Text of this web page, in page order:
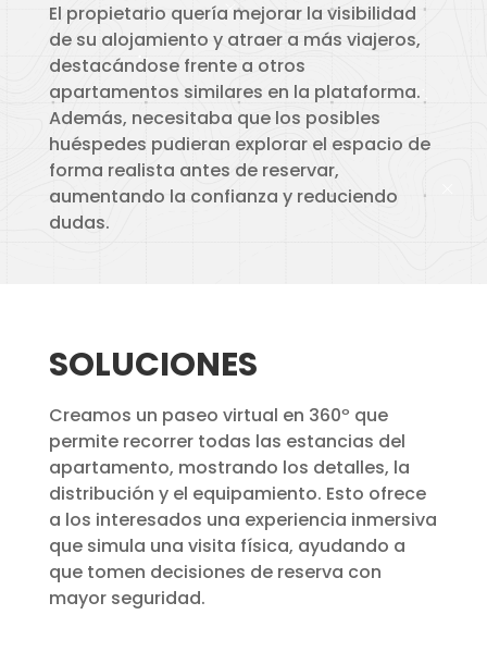
El propietario quería mejorar la visibilidad
de su alojamiento y atraer a más viajeros,
destacándose frente a otros
apartamentos similares en la plataforma.
Además, necesitaba que los posibles
huéspedes pudieran explorar el espacio de
forma realista antes de reservar,
aumentando la confianza y reduciendo
dudas.
SOLUCIONES
Creamos un paseo virtual en 360º que
permite recorrer todas las estancias del
apartamento, mostrando los detalles, la
distribución y el equipamiento. Esto ofrece
a los interesados una experiencia inmersiva
que simula una visita física, ayudando a
que tomen decisiones de reserva con
mayor seguridad.